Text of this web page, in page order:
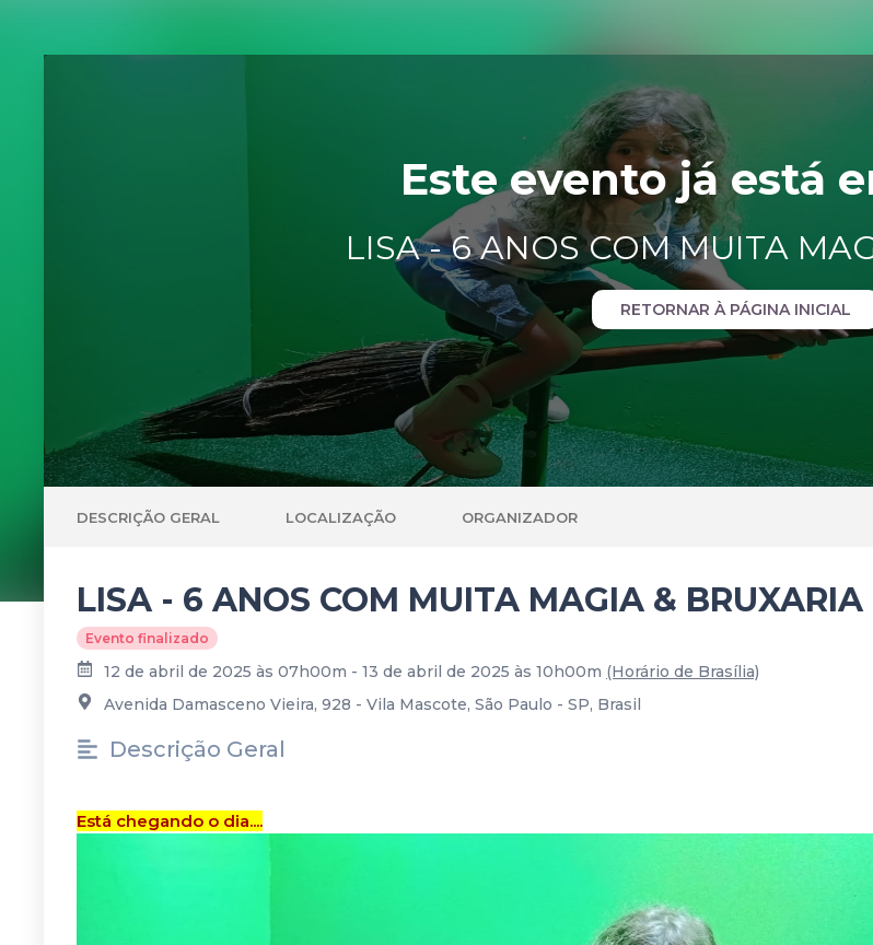
Este evento já está
LISA - 6 ANOS COM MUITA
RETORNAR À PÁGINA INICIAL
DESCRIÇÃO GERAL LOCALIZAÇÃO ORGANIZADOR
LISA - 6 ANOS COM MUITA MAGIA & BRUXARIA
Evento finalizado
12 de abril de 2025 às 07h00m - 13 de abril de 2025 às 10h00m (Horário de Brasília)
Avenida Damasceno Vieira, 928 - Vila Mascote, São Paulo - SP, Brasil
Descrição Geral
Está chegando o dia....